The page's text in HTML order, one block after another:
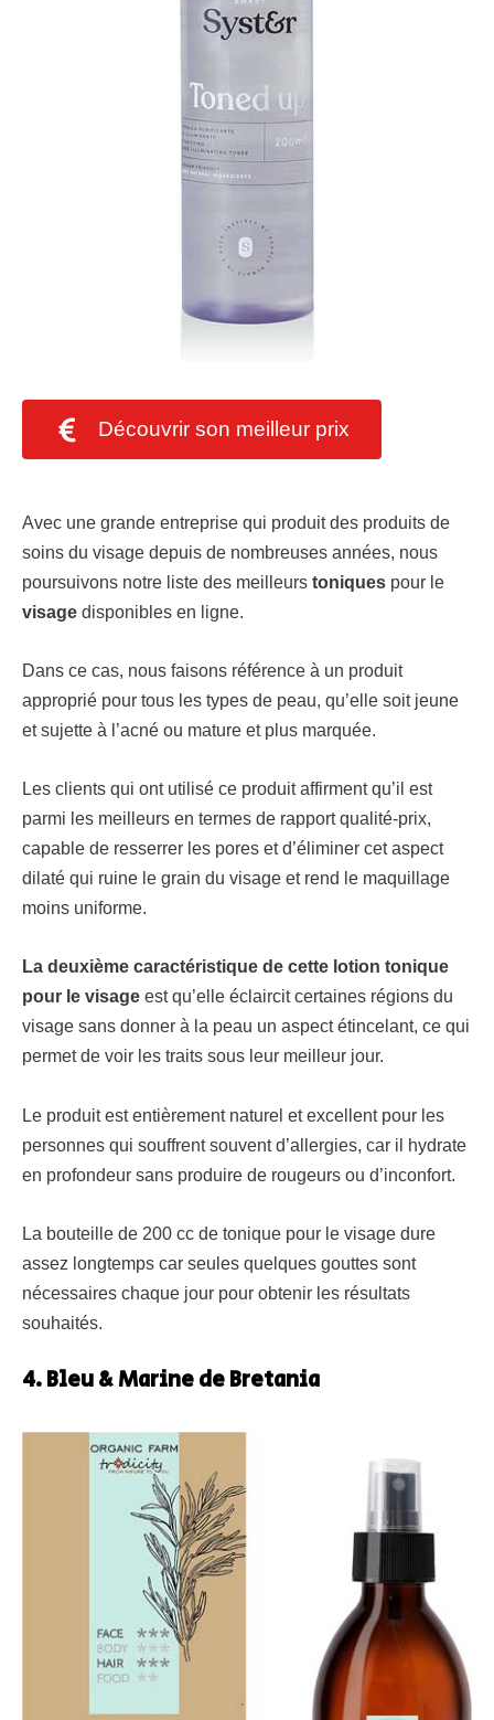
Découvrir son meilleur prix
Avec une grande entreprise qui produit des produits de
soins du visage depuis de nombreuses années, nous
poursuivons notre liste des meilleurs toniques pour le
visage disponibles en ligne.
Dans ce cas, nous faisons référence à un produit
approprié pour tous les types de peau, qu’elle soit jeune
et sujette à l’acné ou mature et plus marquée.
Les clients qui ont utilisé ce produit affirment qu’il est
parmi les meilleurs en termes de rapport qualité-prix,
capable de resserrer les pores et d’éliminer cet aspect
dilaté qui ruine le grain du visage et rend le maquillage
moins uniforme.
La deuxième caractéristique de cette lotion tonique
pour le visage est qu’elle éclaircit certaines régions du
visage sans donner à la peau un aspect étincelant, ce qui
permet de voir les traits sous leur meilleur jour.
Le produit est entièrement naturel et excellent pour les
personnes qui souffrent souvent d’allergies, car il hydrate
en profondeur sans produire de rougeurs ou d’inconfort.
La bouteille de 200 cc de tonique pour le visage dure
assez longtemps car seules quelques gouttes sont
nécessaires chaque jour pour obtenir les résultats
souhaités.
4. Bleu & Marine de Bretania